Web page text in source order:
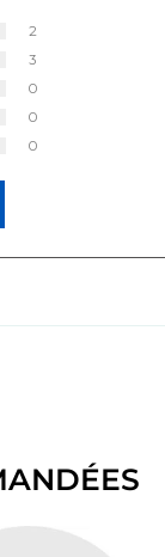
2
3
0
0
0